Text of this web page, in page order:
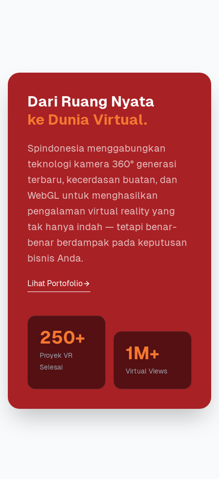
Dari Ruang Nyata
ke Dunia Virtual.
Spindonesia menggabungkan
teknologi kamera 360° generasi
terbaru, kecerdasan buatan, dan
WebGL untuk menghasilkan
pengalaman virtual reality yang
tak hanya indah — tetapi benar-
benar berdampak pada keputusan
bisnis Anda.
Lihat Portofolio
250+
Proyek VR
Selesai
1M+
Virtual Views